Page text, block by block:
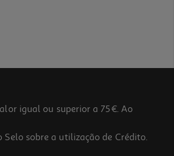
igual ou superior a 75€. Ao
sobre a utilização de Crédito.